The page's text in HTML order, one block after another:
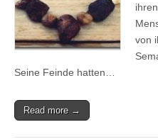
von
Seine Feinde hatten…
Read more →